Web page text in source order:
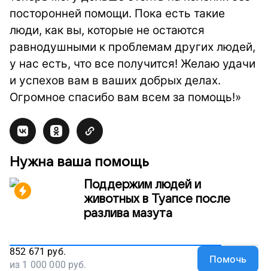
посторонней помощи. Пока есть такие
люди, как вы, которые не остаются
равнодушными к проблемам других людей,
у нас есть, что все получится! Желаю удачи
и успехов вам в ваших добрых делах.
Огромное спасибо вам всем за помощь!»
Нужна ваша помощь
Поддержим людей и
животных в Туапсе после
разлива мазута
852 671 руб.
из 1 000 000 руб. Помочь